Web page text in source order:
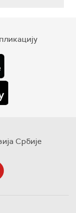
Србије